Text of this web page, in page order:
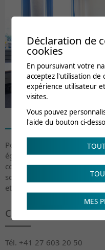
Pour l’évaluation et le suivi
également à disposition
compétences
social, diététique, ateliers
et chaussage)).
contacts et
Tél. +41 27 603 20 50
Déclaration de
cookies
En poursuivant votre
acceptez l'utilisation
expérience utilisateur
visites.
Vous pouvez
l'aide du bouton ci-
MES